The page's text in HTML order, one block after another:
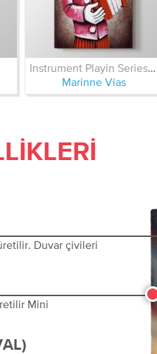
Marinne Vias
Duvar çivileri
Mini